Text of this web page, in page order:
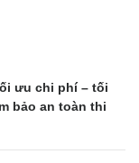
ưu chi phí – tối
bảo an toàn thi